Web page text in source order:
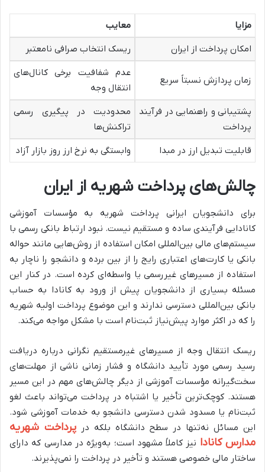
مزایا
معایب
امکان پرداخت از ایران
ریسک انتخاب صرافی نامعتبر
زمان پردازش نسبتاً سریع
عدم شفافیت برخی کانال‌های
انتقال وجه
پشتیبانی و راهنمایی در فرآیند
پرداخت
محدودیت در پیگیری رسمی
تراکنش‌ها
قابلیت تبدیل ارز در مبدا
وابستگی به نرخ ارز روز بازار آزاد
چالش‌های پرداخت شهریه از ایران
برای دانشجویان ایرانی پرداخت شهریه به مؤسسات آموزشی
کانادایی فرآیندی ساده و مستقیم نیست. نبود ارتباط بانکی رسمی با
سیستم‌های مالی بین‌المللی امکان استفاده از روش‌هایی مانند حواله
بانکی یا کارت‌های اعتباری رایج را از بین برده و دانشجو را ناچار به
استفاده از مسیرهای غیررسمی یا واسطه‌ای کرده است. در کنار این
مسئله بسیاری از دانشجویان پیش از ورود به کانادا به حساب
بانکی بین‌المللی دسترسی ندارند و این موضوع پرداخت اولیه شهریه
را که در اکثر موارد پیش‌نیاز ثبت‌نام است با مشکل مواجه می‌کند.
ریسک انتقال وجه از مسیرهای غیرمستقیم نگرانی درباره دریافت
رسید رسمی مورد تأیید دانشگاه و فشار زمانی ناشی از مهلت‌های
سخت‌گیرانه مؤسسات آموزشی از دیگر چالش‌های مهم در این مسیر
هستند. کوچک‌ترین تأخیر یا اشتباه در پرداخت می‌تواند باعث لغو
ثبت‌نام یا مسدود شدن دسترسی دانشجو به خدمات آموزشی شود.
این مسائل نه‌تنها در سطح دانشگاه بلکه درپرداخت شهریه
مدارس کانادا نیز کاملاً مشهود است؛ به‌ویژه در مدارسی که دارای
ساختار مالی خصوصی هستند و تأخیر در پرداخت را نمی‌پذیرند.